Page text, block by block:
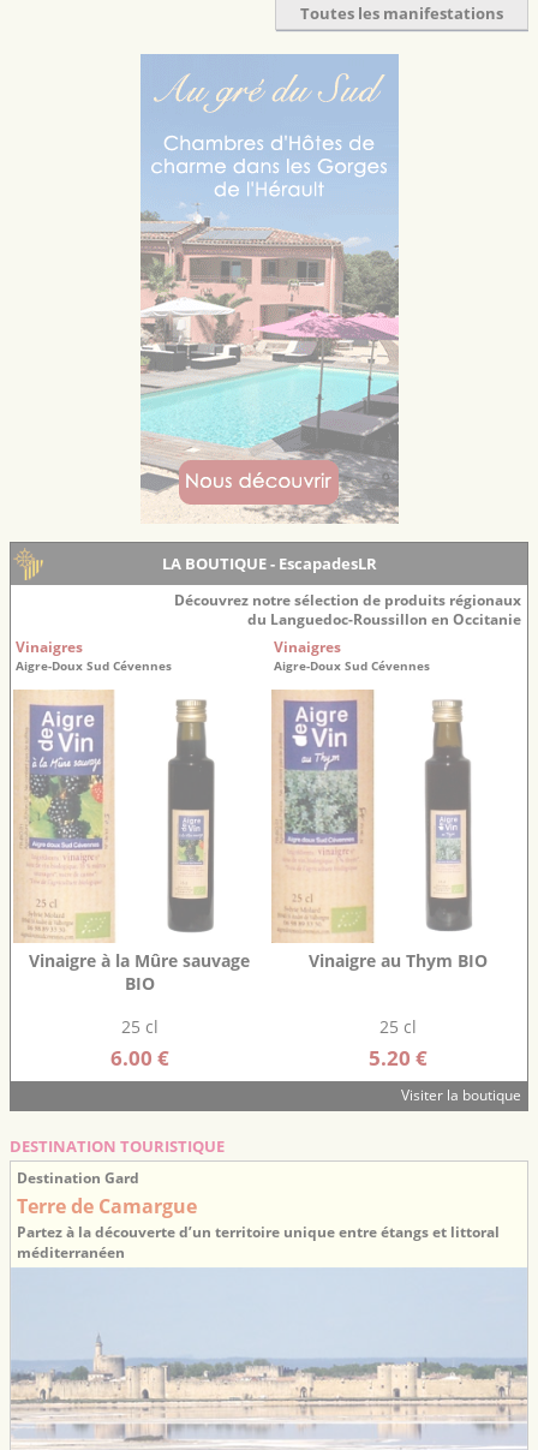
Toutes les manifestations
LA BOUTIQUE - EscapadesLR
Découvrez notre sélection de produits régionaux
du Languedoc-Roussillon en Occitanie
Vinaigres
Aigre-Doux Sud Cévennes
Vinaigre à la Mûre sauvage
BIO
25 cl
6.00 €
Vinaigres
Aigre-Doux Sud Cévennes
Vinaigre au Thym BIO
25 cl
5.20 €
Visiter la boutique
DESTINATION TOURISTIQUE
Destination Gard
Terre de Camargue
Partez à la découverte d’un territoire unique entre étangs et littoral
méditerranéen